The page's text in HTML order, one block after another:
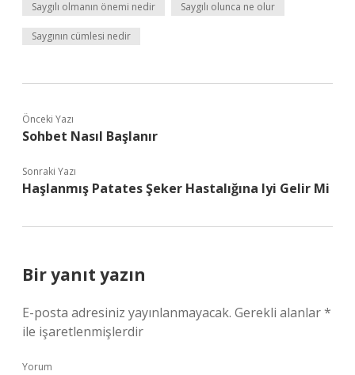
Saygılı olmanın önemi nedir Saygılı olunca ne olur
Saygının cümlesi nedir
Önceki Yazı
Sohbet Nasıl Başlanır
Sonraki Yazı
Haşlanmış Patates Şeker Hastalığına Iyi Gelir Mi
Bir yanıt yazın
E-posta adresiniz yayınlanmayacak. Gerekli alanlar*
ile işaretlenmişlerdir
Yorum